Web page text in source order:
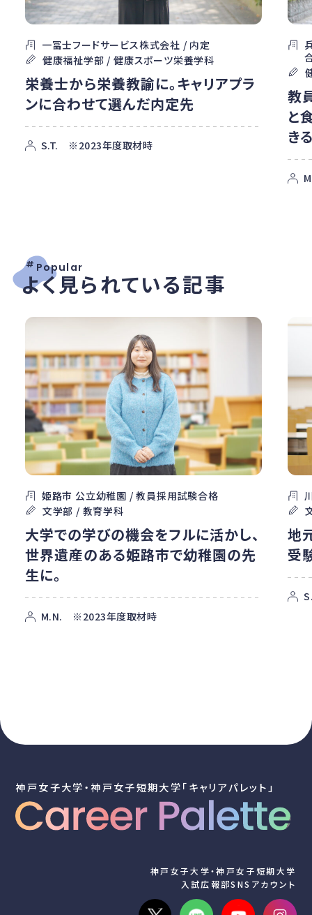
一冨士フードサービス株式会社 / 内定
健康福祉学部 / 健康スポーツ栄養学科
栄養士から栄養教諭に。キャリアプラ
ンに合わせて選んだ内定先
S.T. ※2023年度取材時
教
と
き
# Popular
よく見られている記事
姫路市 公立幼稚園 / 教員採用試験合格
文学部 / 教育学科
大学での学びの機会をフルに活かし、
世界遺産のある姫路市で幼稚園の先
生に。
M.N. ※2023年度取材時
地
受
神戸女子大学・神戸女子短期大学「キャリアパレット」
神戸女子大学・神戸女子短期大学
入試広報部SNSアカウント